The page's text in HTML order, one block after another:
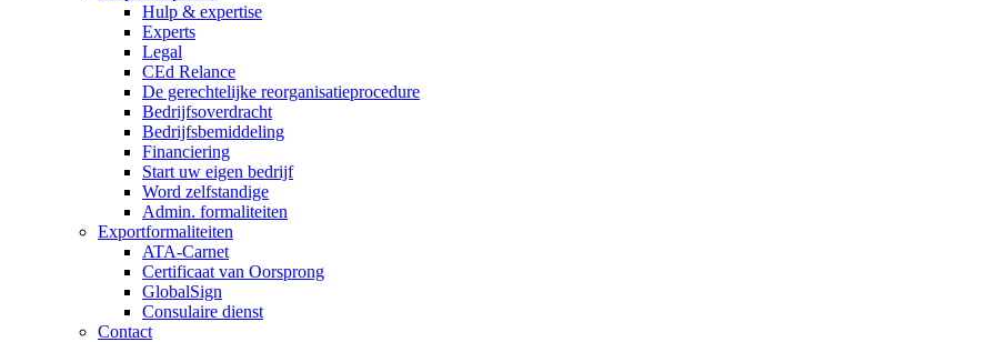
Hulp & expertise
Experts
Legal
CEd Relance
De gerechtelijke reorganisatieprocedure
Bedrijfsoverdracht
Bedrijfsbemiddeling
Financiering
Start uw eigen bedrijf
Word zelfstandige
Admin. formaliteiten
Exportformaliteiten
ATA-Carnet
Certificaat van Oorsprong
GlobalSign
Consulaire dienst
Contact